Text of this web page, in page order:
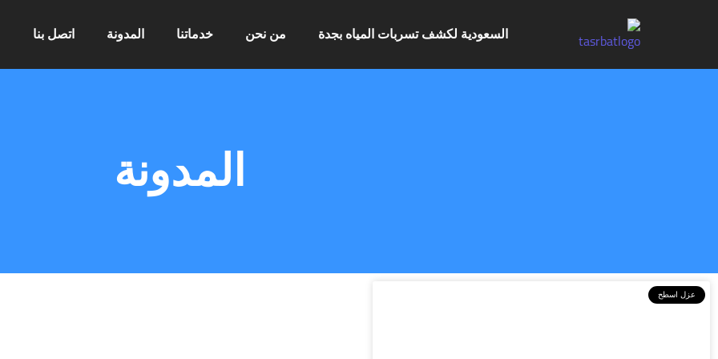
السعودية لكشف تسربات المياه بجدة من نحن خدماتنا المدونة اتصل بنا
المدونة
عزل اسطح